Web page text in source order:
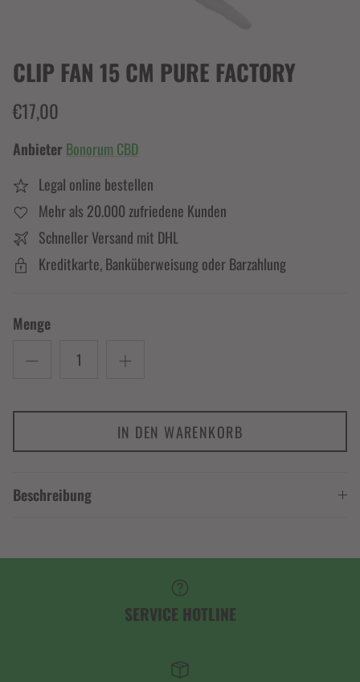
CLIP FAN 15 CM PURE FACTORY
€17,00
Anbieter Bonorum CBD
Legal online bestellen
Mehr als 20.000 zufriedene Kunden
Schneller Versand mit DHL
Kreditkarte, Banküberweisung oder Barzahlung
Menge
IN DEN WARENKORB
Beschreibung
SERVICE HOTLINE